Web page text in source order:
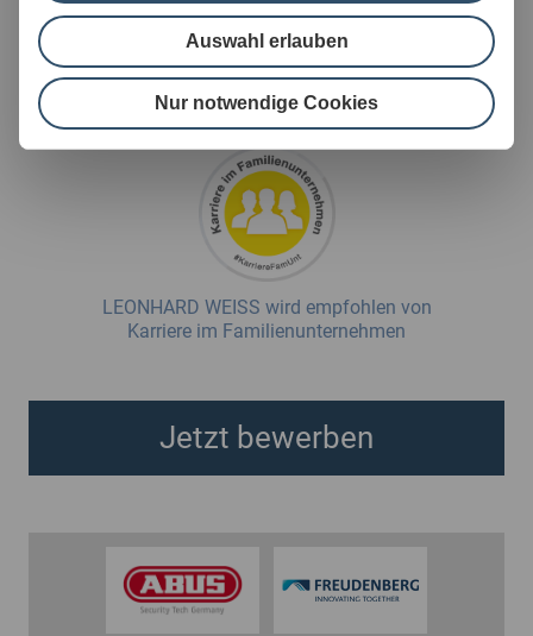
Auswahl erlauben
Nur notwendige Cookies
Arbeitgeber Bau“ von FOCUS Business, über die wir uns
seit 2014 durchgehend freuen können.
Hier ein paar Einblicke in 125 Jahre LEONHARD WEISS.
LEONHARD WEISS wird empfohlen von
Karriere im Familienunternehmen
Jetzt bewerben